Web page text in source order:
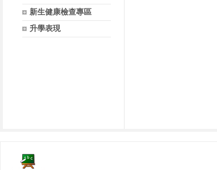
新生健康檢查專區
升學表現